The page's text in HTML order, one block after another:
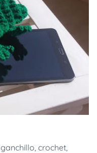
ganchillo, crochet,